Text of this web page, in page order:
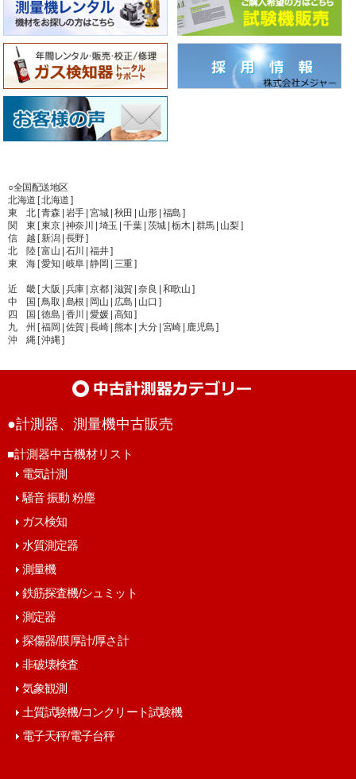
○全国配送地区
北海道 [ 北海道 ]
東 北 [ 青森 | 岩手 | 宮城 | 秋田 | 山形 | 福島 ]
関 東 [ 東京 | 神奈川 | 埼玉 | 千葉 | 茨城 | 栃木 | 群馬 | 山梨 ]
信 越 [ 新潟 | 長野 ]
北 陸 [ 富山 | 石川 | 福井 ]
東 海 [ 愛知 | 岐阜 | 静岡 | 三重 ]
近 畿 [ 大阪 | 兵庫 | 京都 | 滋賀 | 奈良 | 和歌山 ]
中 国 [ 鳥取 | 島根 | 岡山 | 広島 | 山口 ]
四 国 [ 徳島 | 香川 | 愛媛 | 高知 ]
九 州 [ 福岡 | 佐賀 | 長崎 | 熊本 | 大分 | 宮崎 | 鹿児島 ]
沖 縄 [ 沖縄 ]
●計測器、測量機中古販売
■計測器中古機材リスト
電気計測
騒音 振動 粉塵
ガス検知
水質測定器
測量機
鉄筋探査機/シュミット
測定器
探傷器/膜厚計/厚さ計
非破壊検査
気象観測
土質試験機/コンクリート試験機
電子天秤/電子台秤